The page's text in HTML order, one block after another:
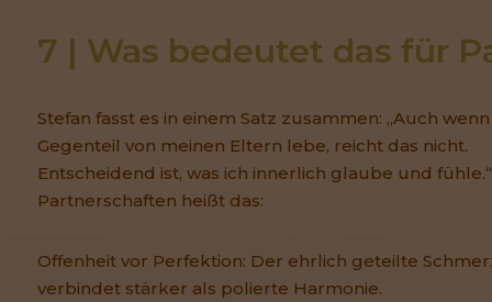
7 | Was bedeutet das für
Stefan fasst es in einem Satz zusammen: „Auch
Gegenteil von meinen Eltern lebe, reicht das nicht.
Entscheidend ist, was ich innerlich glaube und
Partnerschaften heißt das:
Offenheit vor Perfektion: Der ehrlich geteilte
verbindet stärker als polierte Harmonie.